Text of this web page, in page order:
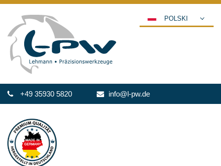
+49 35930 5820 info@l-pw.de
POLSKI